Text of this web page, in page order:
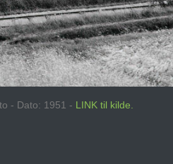
- Dato: 1951 - LINK til kilde.